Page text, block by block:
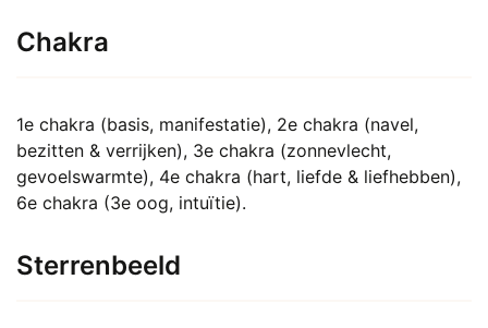
Chakra
1e chakra (basis, manifestatie), 2e chakra (navel,
bezitten & verrijken), 3e chakra (zonnevlecht,
gevoelswarmte), 4e chakra (hart, liefde & liefhebben),
6e chakra (3e oog, intuïtie).
Sterrenbeeld